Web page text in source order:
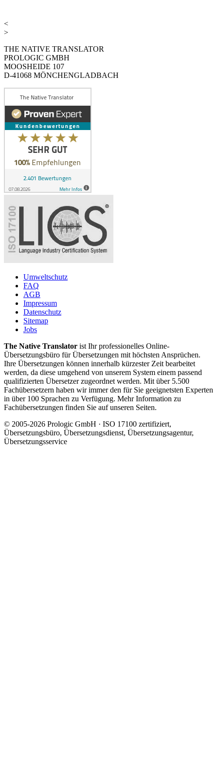
<
>
THE NATIVE TRANSLATOR
PROLOGIC GMBH
MOOSHEIDE 107
D-41068 MÖNCHENGLADBACH
Umweltschutz
FAQ
AGB
Impressum
Datenschutz
Sitemap
Jobs
The Native Translator ist Ihr professionelles Online-
Übersetzungsbüro für Übersetzungen mit höchsten Ansprüchen.
Ihre Übersetzungen können innerhalb kürzester Zeit bearbeitet
werden, da diese umgehend von unserem System einem passend
qualifizierten Übersetzer zugeordnet werden. Mit über 5.500
Fachübersetzern haben wir immer den für Sie geeignetsten Experten
in über 100 Sprachen zu Verfügung. Mehr Information zu
Fachübersetzungen finden Sie auf unseren Seiten.
© 2005-2026 Prologic GmbH · ISO 17100 zertifiziert,
Übersetzungsbüro, Übersetzungsdienst, Übersetzungsagentur,
Übersetzungsservice